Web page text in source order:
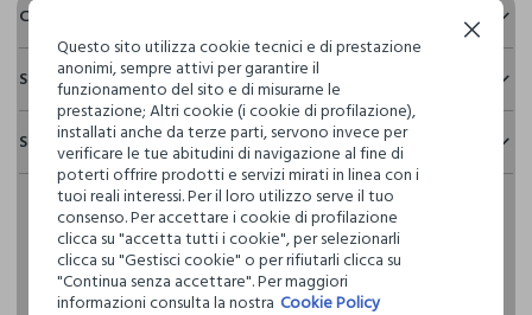
Composizione e cura
Composizione:
65% POLIESTERE,35% COTONE
NON CANDEGGIARE
TEMPERATURA MASSIMA 40°C - PROCEDURA DELICATA
LAVAGGIO A SECCO PROFESSIONALE CON
TETRACLOROETILENE E TUTTI I SOLVENTI INDICATI CON IL
Sostenibilità e trasparenza
Sicurezza
Il 100% dei nostri articoli viene sottoposto a test chimico-
fisici, per verificarne il rispetto dei limiti che abbiamo
definito per l’uso di sostanze chimiche, talvolta anche più
restrittivi rispetto a quelli previsti dalla normativa
internazionale.
Clicca qui per vedere i dettagli
Spedizione e resi
Hai fino a 30 giorni dalla consegna del tuo ordine online per
cambiare idea e restituire i prodotti che hai acquistato.
Questo sito utilizza cookie tecnici e di prestazione
anonimi, sempre attivi per garantire il
funzionamento del sito e di misurarne le
prestazione; Altri cookie (i cookie di profilazione),
installati anche da terze parti, servono invece per
verificare le tue abitudini di navigazione al fine di
poterti offrire prodotti e servizi mirati in linea con i
tuoi reali interessi. Per il loro utilizzo serve il tuo
consenso. Per accettare i cookie di profilazione
clicca su "accetta tutti i cookie", per selezionarli
clicca su "Gestisci cookie" o per rifiutarli clicca su
"Continua senza accettare". Per maggiori
informazioni consulta la nostra Cookie Policy
Continua senza accettare